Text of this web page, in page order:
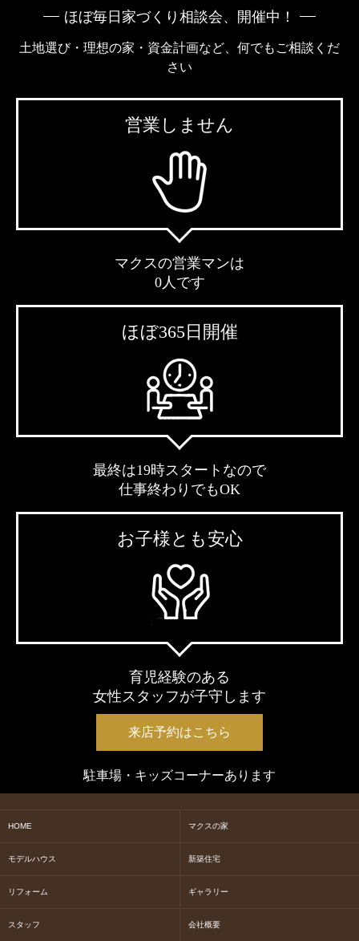
ほぼ毎日家づくり相談会、開催中！
土地選び・理想の家・資金計画など、何でもご相談くだ
さい
営業しません
マクスの営業マンは
0人です
ほぼ365日開催
最終は19時スタートなので
仕事終わりでもOK
お子様とも安心
育児経験のある
女性スタッフが子守します
来店予約はこちら
駐車場・キッズコーナーあります
HOME マクスの家
モデルハウス 新築住宅
リフォーム ギャラリー
スタッフ 会社概要